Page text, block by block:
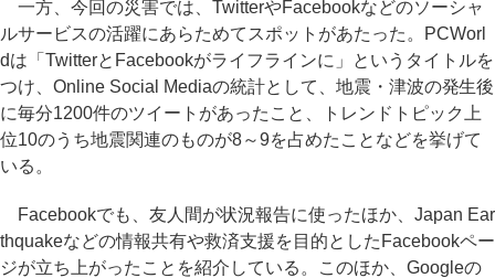
一方、今回の災害では、TwitterやFacebookなどのソーシャ
ルサービスの活躍にあらためてスポットがあたった。PCWorl
dは「TwitterとFacebookがライフラインに」というタイトルを
つけ、Online Social Mediaの統計として、地震・津波の発生後
に毎分1200件のツイートがあったこと、トレンドトピック上
位10のうち地震関連のものが8～9を占めたことなどを挙げて
いる。
Facebookでも、友人間が状況報告に使ったほか、Japan Ear
thquakeなどの情報共有や救済支援を目的としたFacebookペー
ジが立ち上がったことを紹介している。このほか、Googleの